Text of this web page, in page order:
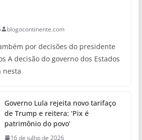
blogocontinente.com
por decisões do presidente
A decisão do governo dos Estados
nesta
Governo Lula rejeita novo tarifaço
de Trump e reitera: ‘Pix é
patrimônio do povo’
16 de julho de 2026